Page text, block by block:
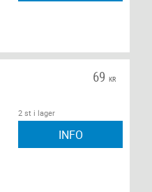
69 KR
2 st i lager
INFO